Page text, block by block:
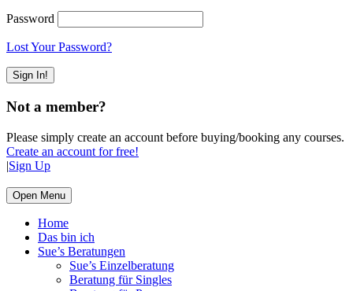
Password
Lost Your Password?
Not a member?
Please simply create an account before buying/booking any courses.
Create an account for free!
|Sign Up
Open Menu
Home
Das bin ich
Sue’s Beratungen
Sue’s Einzelberatung
Beratung für Singles